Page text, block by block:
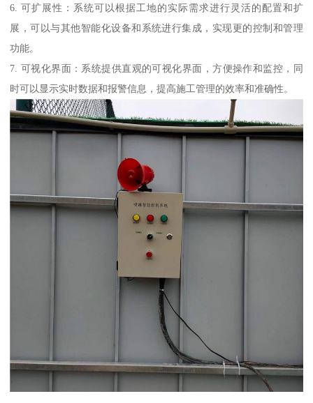
6. 可扩展性：系统可以根据工地的实际需求进行灵活的配置和扩
展，可以与其他智能化设备和系统进行集成，实现更的控制和管理
功能。
7. 可视化界面：系统提供直观的可视化界面，方便操作和监控，同
时可以显示实时数据和报警信息，提高施工管理的效率和准确性。